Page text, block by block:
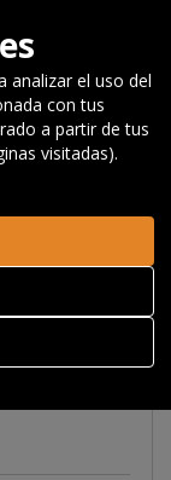
el contexto
analizar el uso del
con tus
a partir de tus
visitadas).